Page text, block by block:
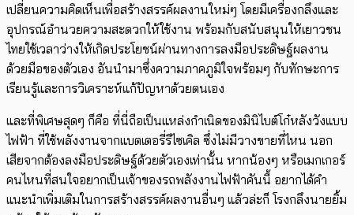
เปลี่ยนความคิดเห็นเพื่อสร้างสรรค์ผลงานใหม่ๆ โดยมีเครื่องกลึงและ
อุปกรณ์อำนวยความสะดวกให้ใช้งาน พร้อมกับสนับสนุนให้เยาวชน
ไทยใช้เวลาว่างให้เกิดประโยชน์ผ่านทางการลงมือประดิษฐ์ผลงาน
ด้วยมือของตัวเอง อันนำมาซึ่งความภาคภูมิใจพร้อมๆ กับทักษะการ
เรียนรู้และการวิเคราะห์แก้ปัญหาด้วยตนเอง
และที่พิเศษสุดๆ ก็คือ ที่นี่ถือเป็นแหล่งกำเนิดของมินิไบต์โก๋หลังวังแบบ
ไฟฟ้า ที่ใช้พลังงานจากแบตเตอรี่รีไซเคิล ซึ่งไม่มีวางขายที่ไหน นอก
เสียจากต้องลงมือประดิษฐ์ด้วยตัวเองเท่านั้น หากน้องๆ หรือเมกเกอร์
คนไหนที่สนใจอยากเป็นเจ้าของรถพลังงานไฟฟ้าคันนี้ อยากได้คำ
แนะนำเพิ่มเติมในการสร้างสรรค์ผลงานอื่นๆ แล้วล่ะก็ โรงกลึงนายยิ้ม